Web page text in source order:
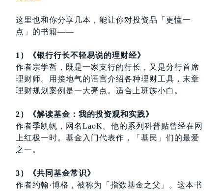
这里也和你分享几本，能让你对投资品「更懂一
点」的书籍——
1）《银行行长不轻易说的理财经》
作者宗学哲，既是一家支行的行长，又是分行首席
理财师。用接地气的语言介绍各种理财工具，末章
理财规划案例是一大亮点。适合上班族小白。
2）《解读基金：我的投资观和实践》
作者季凯帆，网名LaoK。他的系列科普贴曾经在网
上红极一时。基金入门代表作，「基民」们的最爱
之一。
3）《共同基金常识》
作者约翰·博格，被称为「指数基金之父」。这本书